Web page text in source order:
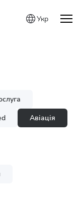
Укр
Авіація